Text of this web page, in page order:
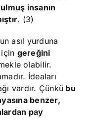
insanın
. (3)
asıl yurduna
gereğini
olabilir.
İdeaları
vardır. Çünkü bu
benzer,
pay